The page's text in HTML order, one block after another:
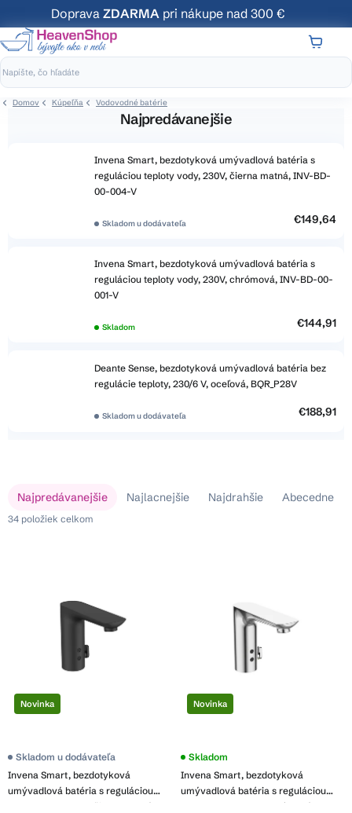
na
obsah
Doprava ZDARMA pri nákupe nad 300 €
Domov Kúpeľňa Vodovodné batérie
Najpredávanejšie
Invena Smart, bezdotyková umývadlová batéria s
reguláciou teploty vody, 230V, čierna matná, INV-BD-
00-004-V
Skladom u dodávateľa €149,64
Invena Smart, bezdotyková umývadlová batéria s
reguláciou teploty vody, 230V, chrómová, INV-BD-00-
001-V
Skladom €144,91
Deante Sense, bezdotyková umývadlová batéria bez
regulácie teploty, 230/6 V, oceľová, BQR_P28V
Skladom u dodávateľa €188,91
d
u
k
o
v
Najpredávanejšie Najlacnejšie Najdrahšie Abecedne
34 položiek celkom
p
o Novinka
Invena Smart, bezdotyková
umývadlová batéria s reguláciou
teploty vody, 230V, čierna matná,
Skladom u dodávateľa
Novinka
Invena Smart, bezdotyková
umývadlová batéria s reguláciou
teploty vody, 230V, chrómová, INV-
Skladom